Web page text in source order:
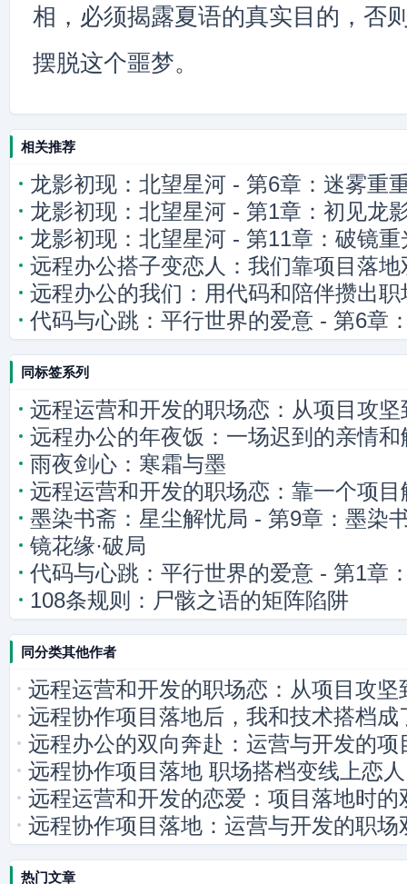
相，必须揭露夏语的真实目的，否
摆脱这个噩梦。
相关推荐
龙影初现：北望星河 - 第6章：迷雾重
龙影初现：北望星河 - 第1章：初见龙
龙影初现：北望星河 - 第11章：破镜重
远程办公搭子变恋人：我们靠项目落地
远程办公的我们：用代码和陪伴攒出职
代码与心跳：平行世界的爱意 - 第6章
低语
同标签系列
远程运营和开发的职场恋：从项目攻
远程办公的年夜饭：一场迟到的亲情和
雨夜剑心：寒霜与墨
远程运营和开发的职场恋：靠一个项
墨染书斋：星尘解忧局 - 第9章：墨染
镜花缘·破局
代码与心跳：平行世界的爱意 - 第1章
的连接
108条规则：尸骸之语的矩阵陷阱
同分类其他作者
远程运营和开发的职场恋：从项目攻坚
远程协作项目落地后，我和技术搭档
远程办公的双向奔赴：运营与开发的项
远程协作项目落地 职场搭档变线上恋人
远程运营和开发的恋爱：项目落地时的
远程协作项目落地：运营与开发的职场
热门文章